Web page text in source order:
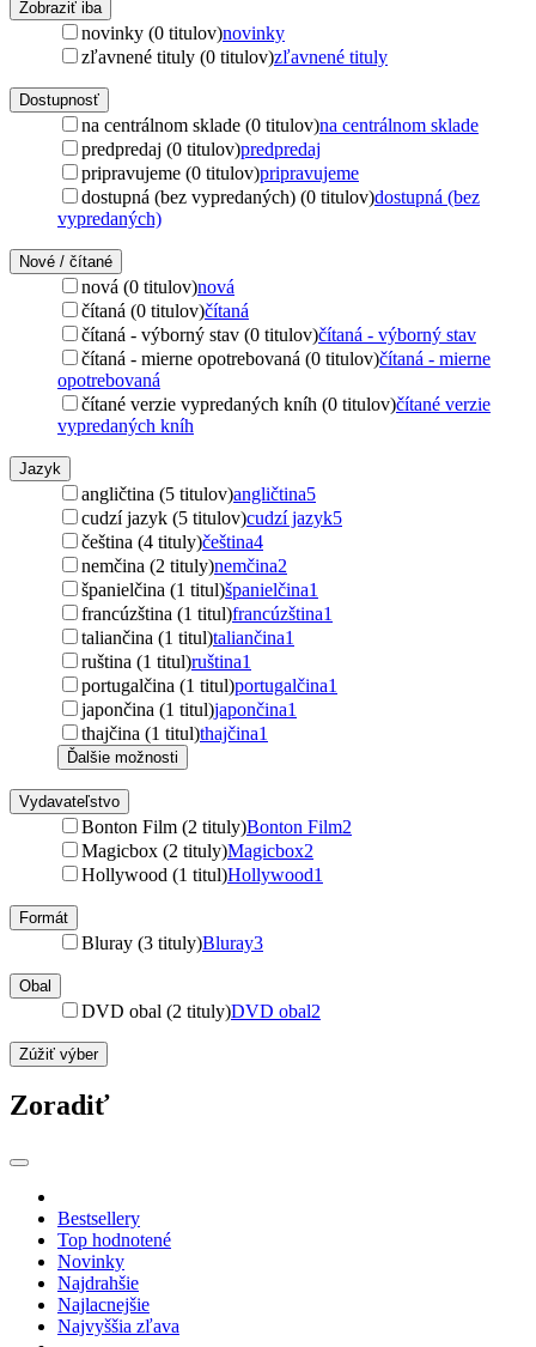
Zobraziť iba
novinky (0 titulov)novinky
zľavnené tituly (0 titulov)zľavnené tituly
Dostupnosť
na centrálnom sklade (0 titulov)na centrálnom sklade
predpredaj (0 titulov)predpredaj
pripravujeme (0 titulov)pripravujeme
dostupná (bez vypredaných) (0 titulov)dostupná (bez
vypredaných)
Nové / čítané
nová (0 titulov)nová
čítaná (0 titulov)čítaná
čítaná - výborný stav (0 titulov)čítaná - výborný stav
čítaná - mierne opotrebovaná (0 titulov)čítaná - mierne
opotrebovaná
čítané verzie vypredaných kníh (0 titulov)čítané verzie
vypredaných kníh
Jazyk
angličtina (5 titulov)angličtina5
cudzí jazyk (5 titulov)cudzí jazyk5
čeština (4 tituly)čeština4
nemčina (2 tituly)nemčina2
španielčina (1 titul)španielčina1
francúzština (1 titul)francúzština1
taliančina (1 titul)taliančina1
ruština (1 titul)ruština1
portugalčina (1 titul)portugalčina1
japončina (1 titul)japončina1
thajčina (1 titul)thajčina1
Ďalšie možnosti
Vydavateľstvo
Bonton Film (2 tituly)Bonton Film2
Magicbox (2 tituly)Magicbox2
Hollywood (1 titul)Hollywood1
Formát
Bluray (3 tituly)Bluray3
Obal
DVD obal (2 tituly)DVD obal2
Zúžiť výber
Zoradiť
Bestsellery
Top hodnotené
Novinky
Najdrahšie
Najlacnejšie
Najvyššia zľava